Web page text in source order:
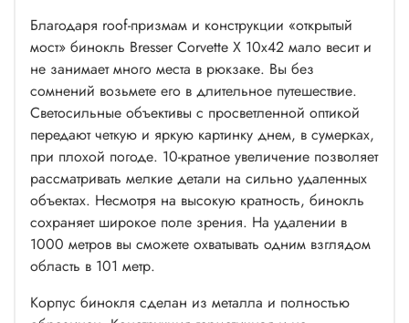
Благодаря roof-призмам и конструкции «открытый
мост» бинокль Bresser Corvette X 10x42 мало весит и
не занимает много места в рюкзаке. Вы без
сомнений возьмете его в длительное путешествие.
Светосильные объективы с просветленной оптикой
передают четкую и яркую картинку днем, в сумерках,
при плохой погоде. 10-кратное увеличение позволяет
рассматривать мелкие детали на сильно удаленных
объектах. Несмотря на высокую кратность, бинокль
сохраняет широкое поле зрения. На удалении в
1000 метров вы сможете охватывать одним взглядом
область в 101 метр.
Корпус бинокля сделан из металла и полностью